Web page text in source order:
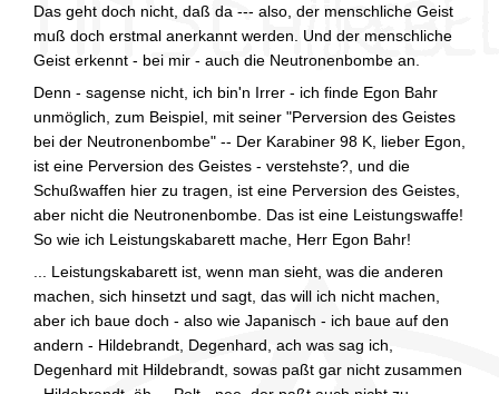
Das geht doch nicht, daß da --- also, der menschliche Geist
muß doch erstmal anerkannt werden. Und der menschliche
Geist erkennt - bei mir - auch die Neutronenbombe an.
Denn - sagense nicht, ich bin'n Irrer - ich finde Egon Bahr
unmöglich, zum Beispiel, mit seiner "Perversion des Geistes
bei der Neutronenbombe" -- Der Karabiner 98 K, lieber Egon,
ist eine Perversion des Geistes - verstehste?, und die
Schußwaffen hier zu tragen, ist eine Perversion des Geistes,
aber nicht die Neutronenbombe. Das ist eine Leistungswaffe!
So wie ich Leistungskabarett mache, Herr Egon Bahr!
... Leistungskabarett ist, wenn man sieht, was die anderen
machen, sich hinsetzt und sagt, das will ich nicht machen,
aber ich baue doch - also wie Japanisch - ich baue auf den
andern - Hildebrandt, Degenhard, ach was sag ich,
Degenhard mit Hildebrandt, sowas paßt gar nicht zusammen